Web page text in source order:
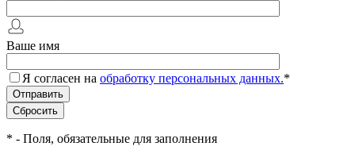
Ваше имя
Я согласен на обработку персональных данных.*
* - Поля, обязательные для заполнения